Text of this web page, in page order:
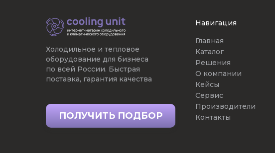
Холодильное и тепловое
оборудование для бизнеса
по всей России. Быстрая
поставка, гарантия качества
ПОЛУЧИТЬ ПОДБОР
Главная
Каталог
Решения
О компании
Кейсы
Сервис
Производители
Контакты
Навигация